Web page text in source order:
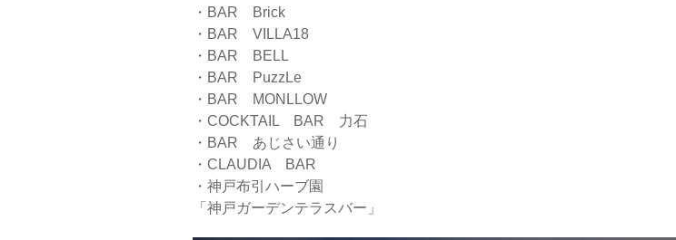
・BAR Brick
・BAR VILLA18
・BAR BELL
・BAR PuzzLe
・BAR MONLLOW
・COCKTAIL BAR 力石
・BAR あじさい通り
・CLAUDIA BAR
・神戸布引ハーブ園
「神戸ガーデンテラスバー」